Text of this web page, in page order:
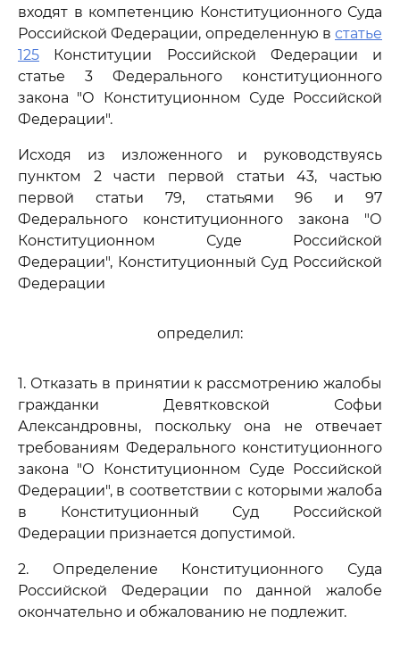
входят в компетенцию Конституционного Суда
Российской Федерации, определенную в статье
125 Конституции Российской Федерации и
статье 3 Федерального конституционного
закона "О Конституционном Суде Российской
Федерации".
Исходя из изложенного и руководствуясь
пунктом 2 части первой статьи 43, частью
первой статьи 79, статьями 96 и 97
Федерального конституционного закона "О
Конституционном Суде Российской
Федерации", Конституционный Суд Российской
Федерации
определил:
1. Отказать в принятии к рассмотрению жалобы
гражданки Девятковской Софьи
Александровны, поскольку она не отвечает
требованиям Федерального конституционного
закона "О Конституционном Суде Российской
Федерации", в соответствии с которыми жалоба
в Конституционный Суд Российской
Федерации признается допустимой.
2. Определение Конституционного Суда
Российской Федерации по данной жалобе
окончательно и обжалованию не подлежит.